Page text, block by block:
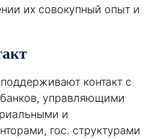
их совокупный опыт и
контакт с
управляющими
и
гос. структурами